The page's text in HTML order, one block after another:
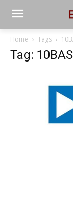
Home Tags
Tag: